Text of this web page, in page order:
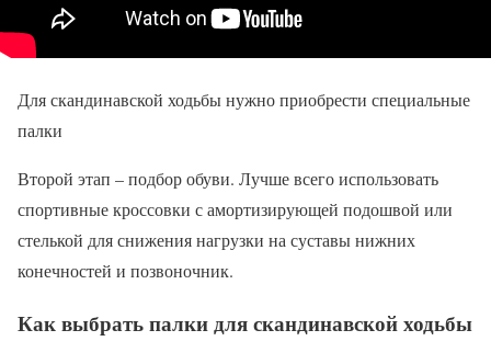
Для скандинавской ходьбы нужно приобрести специальные
палки
Второй этап – подбор обуви. Лучше всего использовать
спортивные кроссовки с амортизирующей подошвой или
стелькой для снижения нагрузки на суставы нижних
конечностей и позвоночник.
Как выбрать палки для скандинавской ходьбы